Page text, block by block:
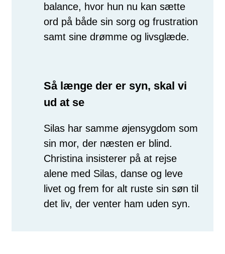
balance, hvor hun nu kan sætte
ord på både sin sorg og frustration
samt sine drømme og livsglæde.
Så længe der er syn, skal vi
ud at se
Silas har samme øjensygdom som
sin mor, der næsten er blind.
Christina insisterer på at rejse
alene med Silas, danse og leve
livet og frem for alt ruste sin søn til
det liv, der venter ham uden syn.